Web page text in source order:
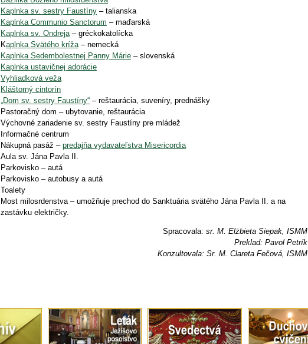
Kaplnka sv. sestry Faustíny – talianska
Kaplnka Communio Sanctorum – maďarská
Kaplnka sv. Ondreja – gréckokatolícka
Kaplnka Svätého kríža – nemecká
Kaplnka Sedembolestnej Panny Márie – slovenská
Kaplnka ustavičnej adorácie
Vyhliadková veža
Kláštorný cintorín
„Dom sv. sestry Faustíny“ – reštaurácia, suveníry, prednášky
Pastoračný dom – ubytovanie, reštaurácia
Výchovné zariadenie sv. sestry Faustíny pre mládež
Informačné centrum
Nákupná pasáž – predajňa vydavateľstva Misericordia
Aula sv. Jána Pavla II.
Parkovisko – autá
Parkovisko – autobusy a autá
Toalety
Most milosrdenstva – umožňuje prechod do Sanktuária svätého Jána Pavla II. a na
zastávku električky.
Spracovala: sr. M. Elżbieta Siepak, ISMM
Preklad: Pavol Petrík
Konzultovala: Sr. M. Clareta Fečová, ISMM